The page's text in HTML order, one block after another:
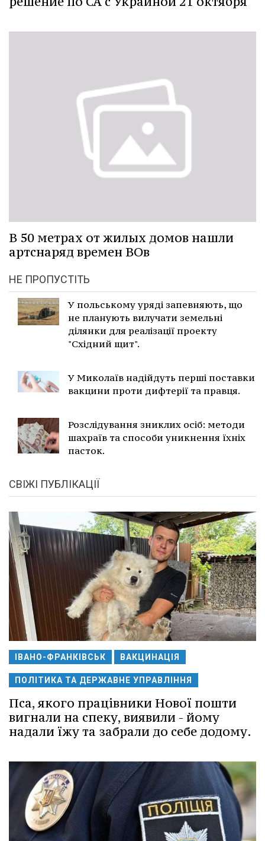
В 50 метрах от жилых домов нашли
артснаряд времен ВОв
НЕ ПРОПУСТІТЬ
У польському уряді запевняють, що
не планують вилучати земельні
ділянки для реалізації проекту
"Східний щит".
У Миколаїв надійдуть перші поставки
вакцини проти дифтерії та правця.
Розслідування зниклих осіб: методи
шахраїв та способи уникнення їхніх
пасток.
СВІЖІ ПУБЛІКАЦІЇ
ІВАНО-ФРАНКІВСЬК ВАКЦИНАЦІЯ
ПОЛІТИКА ТА ДЕРЖАВНЕ УПРАВЛІННЯ
Пса, якого працівники Нової пошти
вигнали на спеку, виявили - йому
надали їжу та забрали до себе додому.